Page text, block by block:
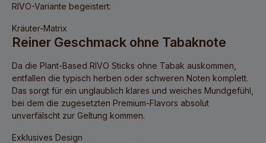
RIVO-Variante begeistert:
Kräuter-Matrix
Reiner Geschmack ohne Tabaknote
Da die Plant-Based RIVO Sticks ohne Tabak auskommen,
entfallen die typisch herben oder schweren Noten komplett.
Das sorgt für ein unglaublich klares und weiches Mundgefühl,
bei dem die zugesetzten Premium-Flavors absolut
unverfälscht zur Geltung kommen.
Exklusives Design